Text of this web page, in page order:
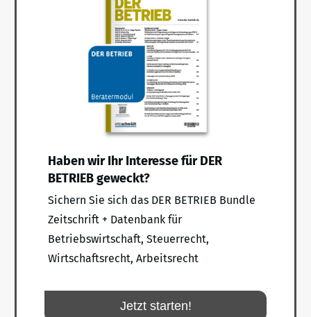
Haben wir Ihr Interesse für DER
BETRIEB geweckt?
Sichern Sie sich das DER BETRIEB Bundle
Zeitschrift + Datenbank für
Betriebswirtschaft, Steuerrecht,
Wirtschaftsrecht, Arbeitsrecht
Jetzt starten!